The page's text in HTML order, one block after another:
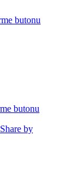
Share by